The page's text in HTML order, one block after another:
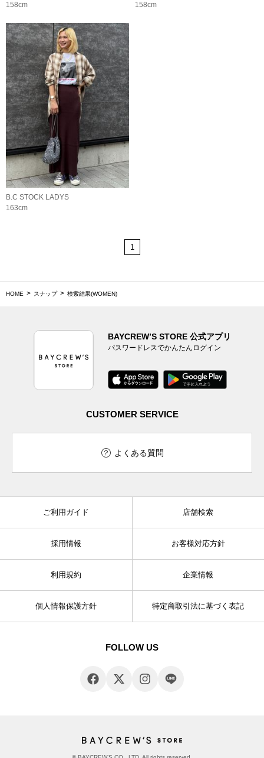
158cm
158cm
B.C STOCK LADYS
163cm
1
HOME スナップ 検索結果(WOMEN)
BAYCREW’S STORE 公式アプリ
パスワードレスでかんたんログイン
CUSTOMER SERVICE
よくある質問
ご利用ガイド 店舗検索
採用情報 お客様対応方針
利用規約 企業情報
個人情報保護方針 特定商取引法に基づく表記
FOLLOW US